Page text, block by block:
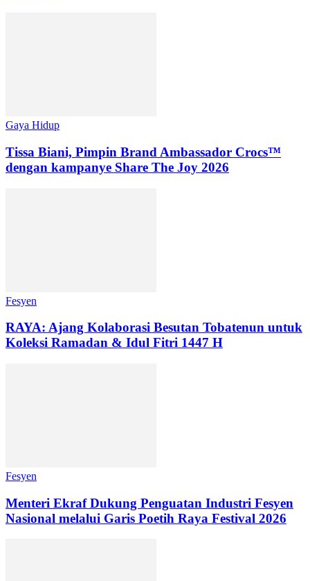
Gaya Hidup
Tissa Biani, Pimpin Brand Ambassador Crocs™
dengan kampanye Share The Joy 2026
Fesyen
RAYA: Ajang Kolaborasi Besutan Tobatenun untuk
Koleksi Ramadan & Idul Fitri 1447 H
Fesyen
Menteri Ekraf Dukung Penguatan Industri Fesyen
Nasional melalui Garis Poetih Raya Festival 2026